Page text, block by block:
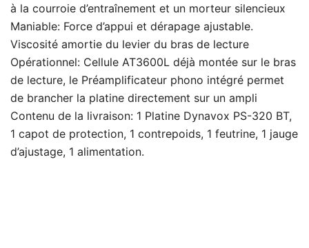
à la courroie d’entraînement et un morteur silencieux
Maniable: Force d’appui et dérapage ajustable.
Viscosité amortie du levier du bras de lecture
Opérationnel: Cellule AT3600L déjà montée sur le bras
de lecture, le Préamplificateur phono intégré permet
de brancher la platine directement sur un ampli
Contenu de la livraison: 1 Platine Dynavox PS-320 BT,
1 capot de protection, 1 contrepoids, 1 feutrine, 1 jauge
d’ajustage, 1 alimentation.